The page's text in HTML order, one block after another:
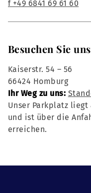
f +49 6841 69 61 60
Besuchen Sie uns
Kaiserstr. 54 – 56
66424 Homburg
Ihr Weg zu uns:
Unser Parkplatz liegt
und ist über die
erreichen.